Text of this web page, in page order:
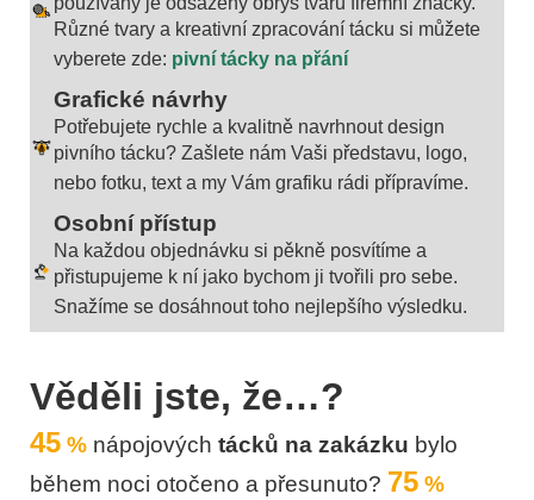
Různé tvary a kreativní zpracování tácku si můžete
vyberete zde: pivní tácky na přání
Grafické návrhy
Potřebujete rychle a kvalitně navrhnout design
pivního tácku? Zašlete nám Vaši představu, logo,
nebo fotku, text a my Vám grafiku rádi přípravíme.
Osobní přístup
Na každou objednávku si pěkně posvítíme a
přistupujeme k ní jako bychom ji tvořili pro sebe.
Snažíme se dosáhnout toho nejlepšího výsledku.
Věděli jste, že…?
45 % nápojových tácků na zakázku bylo
během noci otočeno a přesunuto? 75 %